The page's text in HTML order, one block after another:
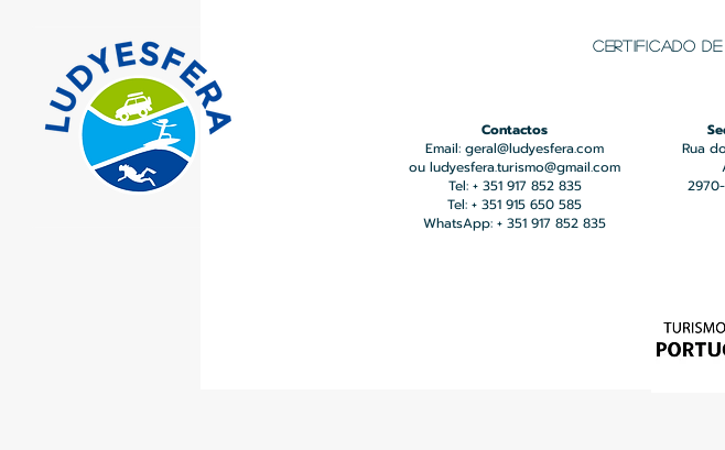
Certificado de
Contactos
Email: geral@ludyesfera.com
ou ludyesfera.turismo@gmail.com
Tel: + 351 917 852 835
Tel: + 351 915 650 585
WhatsApp: + 351 917 852 835
Rua
2970-